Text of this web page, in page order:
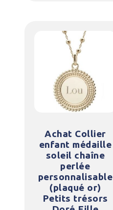
Achat Collier
enfant médaille
soleil chaîne
perlée
personnalisable
(plaqué or)
Petits trésors